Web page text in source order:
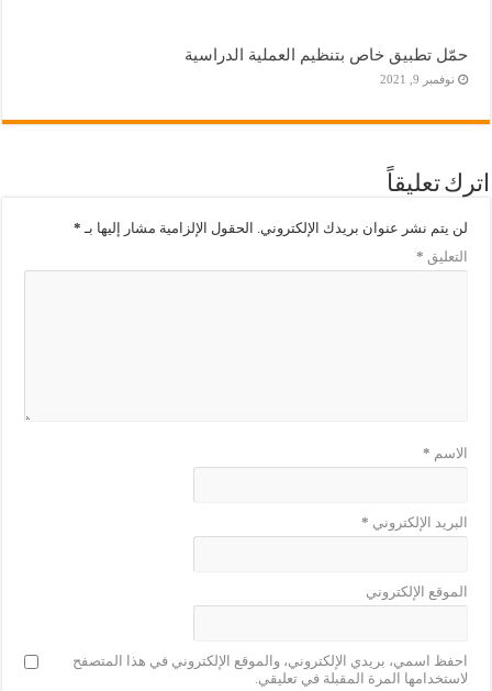
حمّل تطبيق خاص بتنظيم العملية الدراسية
نوفمبر 9, 2021
اترك تعليقاً
لن يتم نشر عنوان بريدك الإلكتروني. الحقول الإلزامية مشار إليها بـ *
التعليق *
الاسم *
البريد الإلكتروني *
الموقع الإلكتروني
احفظ اسمي، بريدي الإلكتروني، والموقع الإلكتروني في هذا المتصفح
لاستخدامها المرة المقبلة في تعليقي.